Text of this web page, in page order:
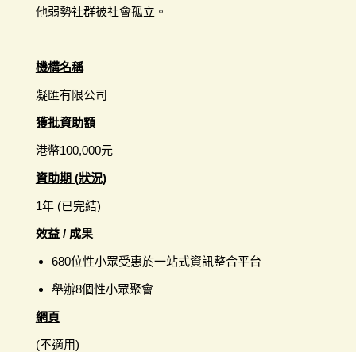
他弱勢社群被社會孤立。
機構名稱
凝匯有限公司
獲批資助額
港幣100,000元
資助期 (狀況)
1年 (已完結)
效益 / 成果
680位性小眾受惠於一站式資訊整合平台
舉辦8個性小眾聚會
網頁
(不適用)